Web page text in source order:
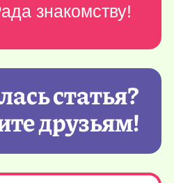
знакомству!
статья?
друзьям!